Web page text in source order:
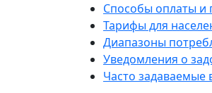
Способы оплаты и
Тарифы для
Диапазоны
Уведомления о
Часто задаваемые